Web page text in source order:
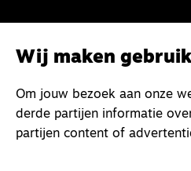
Wij maken
Om jouw bezoek aan onze
derde partijen informatie
partijen content of